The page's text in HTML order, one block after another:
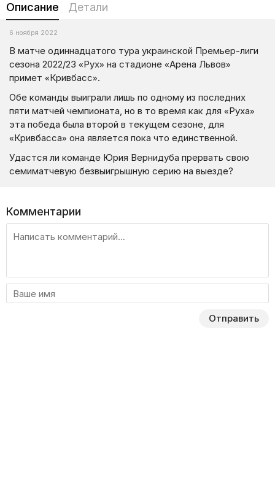
Описание Детали
6 ноября 2022
В матче одиннадцатого тура украинской Премьер-лиги
сезона 2022/23 «Рух» на стадионе «Арена Львов»
примет «Кривбасс».
Обе команды выиграли лишь по одному из последних
пяти матчей чемпионата, но в то время как для «Руха»
эта победа была второй в текущем сезоне, для
«Кривбасса» она является пока что единственной.
Удастся ли команде Юрия Вернидуба прервать свою
семиматчевую безвыигрышную серию на выезде?
Комментарии
Отправить